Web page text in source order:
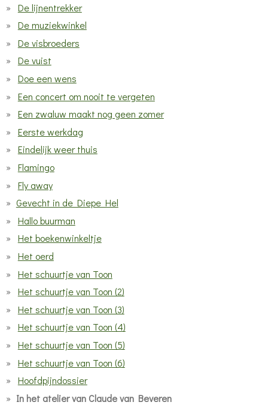
De lijnentrekker
De muziekwinkel
De visbroeders
De vuist
Doe een wens
Een concert om nooit te vergeten
Een zwaluw maakt nog geen zomer
Eerste werkdag
Eindelijk weer thuis
Flamingo
Fly away
Gevecht in de Diepe Hel
Hallo buurman
Het boekenwinkeltje
Het oerd
Het schuurtje van Toon
Het schuurtje van Toon (2)
Het schuurtje van Toon (3)
Het schuurtje van Toon (4)
Het schuurtje van Toon (5)
Het schuurtje van Toon (6)
Hoofdpijndossier
In het atelier van Claude van Beveren